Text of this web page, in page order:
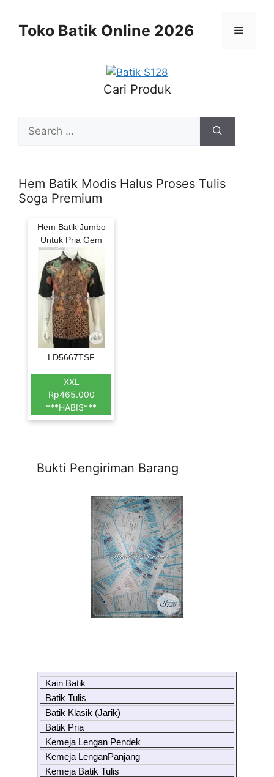
contentToko Batik Online 2026 Menu
Cari Produk
for:
Hem Batik Modis Halus Proses Tulis
Soga Premium
Hem Batik Jumbo
Untuk Pria Gem
LD5667TSF
XXL
Rp465.000
***HABIS***
Bukti Pengiriman Barang
Kain Batik
Batik Tulis
Batik Klasik (Jarik)
Batik Pria
Kemeja Lengan Pendek
Kemeja LenganPanjang
Kemeja Batik Tulis